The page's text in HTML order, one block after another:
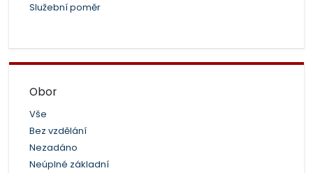
Služební poměr
Obor
Vše
Bez vzdělání
Nezadáno
Neúplné základní